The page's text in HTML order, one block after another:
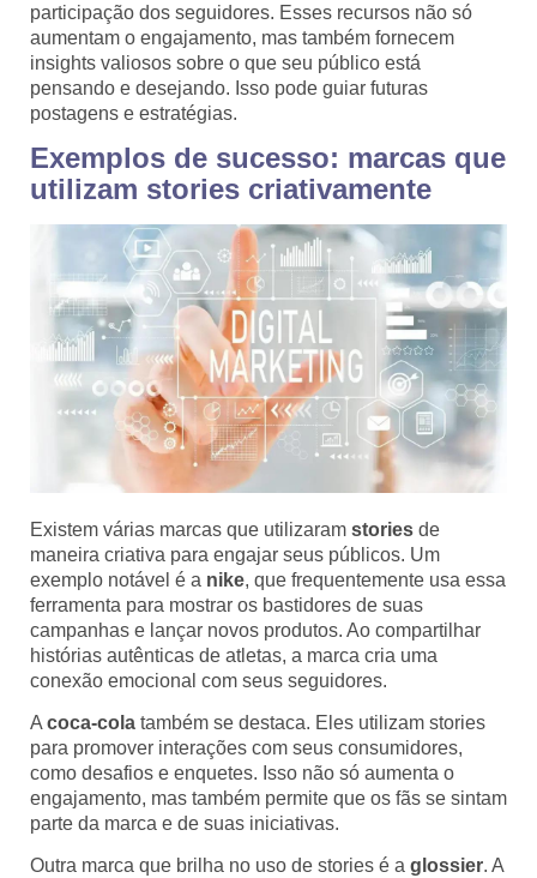
participação dos seguidores. Esses recursos não só
aumentam o engajamento, mas também fornecem
insights valiosos sobre o que seu público está
pensando e desejando. Isso pode guiar futuras
postagens e estratégias.
Exemplos de sucesso: marcas que
utilizam stories criativamente
Existem várias marcas que utilizaram stories de
maneira criativa para engajar seus públicos. Um
exemplo notável é a nike, que frequentemente usa essa
ferramenta para mostrar os bastidores de suas
campanhas e lançar novos produtos. Ao compartilhar
histórias autênticas de atletas, a marca cria uma
conexão emocional com seus seguidores.
A coca-cola também se destaca. Eles utilizam stories
para promover interações com seus consumidores,
como desafios e enquetes. Isso não só aumenta o
engajamento, mas também permite que os fãs se sintam
parte da marca e de suas iniciativas.
Outra marca que brilha no uso de stories é a glossier. A